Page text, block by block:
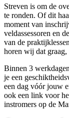
Streven is om de
te ronden. Of dit
moment van
veldassessoren en
van de
horen wij dat
Binnen 3
je een
een dag vóór jouw
ook een link voor
instromers op de